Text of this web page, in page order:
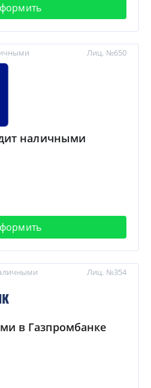
наличными
Лиц. №650
в Газпромбанке
Лиц. №354